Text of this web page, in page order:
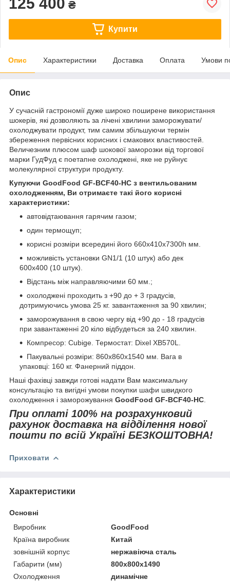
₴
Купити
Опис Характеристики Доставка Оплата Умови
Опис
У сучасній гастрономії дуже широко поширене використання
шокерів, які дозволяють за лічені хвилини заморожувати/
охолоджувати продукт, тим самим збільшуючи термін
збереження первісних корисних і смакових властивостей.
Величезним плюсом шаф шокової заморозки від торгової
марки ГудФуд є поетапне охолоджені, яке не руйнує
молекулярної структури продукту.
Купуючи GoodFood GF-BCF40-HC з вентильованим
охолодженням, Ви отримаєте такі його корисні
характеристики:
автовідтаювання гарячим газом;
один термощуп;
корисні розміри всередині його 660х410х7300h мм.
можливість установки GN1/1 (10 штук) або дек
600х400 (10 штук).
Відстань між направляючими 60 мм.;
охолоджені проходить з +90 до + 3 градусів,
дотримуючись умова 25 кг. завантаження за 90 хвилин;
заморожування в свою чергу від +90 до - 18 градусів
при завантаженні 20 кіло відбудеться за 240 хвилин.
Компресор: Cubige. Термостат: Dixel XB570L.
Пакувальні розміри: 860x860x1540 мм. Вага в
упаковці: 160 кг. Фанерний піддон.
Наші фахівці завжди готові надати Вам максимальну
консультацію та вигідні умови покупки шафи швидкого
охолодження і заморожування GoodFood GF-BCF40-HC
При оплаті 100% на розрахунковий
рахунок доставка на відділення нової
пошти по всій Україні БЕЗКОШТОВНА!
Приховати
Характеристики
Основні
Виробник
GoodFood
Країна виробник
Китай
зовнішній корпус
нержавіюча сталь
Габарити (мм)
800х800х1490
Охолодження
динамічне